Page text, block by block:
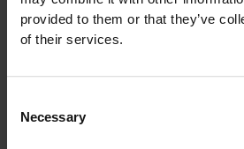
provided to them or that they’ve
of their services.
Selection
Necessary
manchmal eine ganze Nacht
Manche Hotels, wie z.B.
Rezeption; möglicherweise fällt
Eine Schiffsreise entlang der